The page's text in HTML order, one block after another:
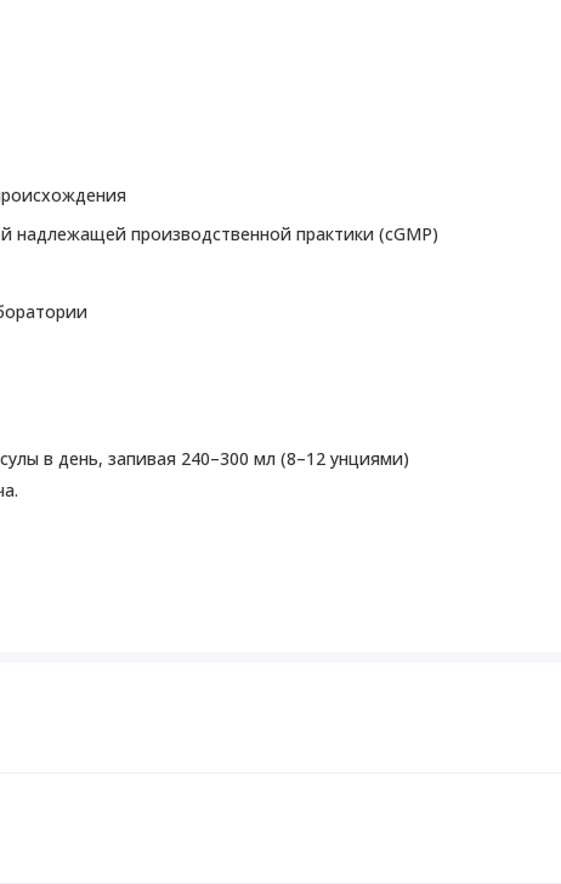
производственной практики (cGMP)
в день, запивая 240–300 мл (8–12 унциями)
применения во время беременности, кормления